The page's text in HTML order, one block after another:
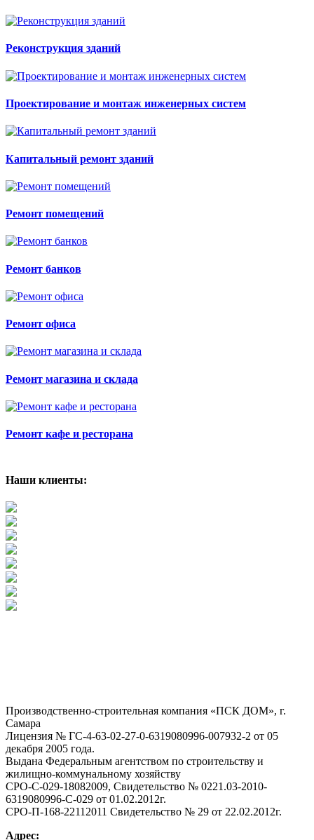
Реконструкция зданий
Проектирование и монтаж инженерных систем
Капитальный ремонт зданий
Ремонт помещений
Ремонт банков
Ремонт офиса
Ремонт магазина и склада
Ремонт кафе и ресторана
Наши клиенты:
Производственно-строительная компания «ПСК ДОМ», г.
Самара
Лицензия № ГС-4-63-02-27-0-6319080996-007932-2 от 05
декабря 2005 года.
Выдана Федеральным агентством по строительству и
жилищно-коммунальному хозяйству
СРО-С-029-18082009, Свидетельство № 0221.03-2010-
6319080996-С-029 от 01.02.2012г.
СРО-П-168-22112011 Свидетельство № 29 от 22.02.2012г.
Адрес: